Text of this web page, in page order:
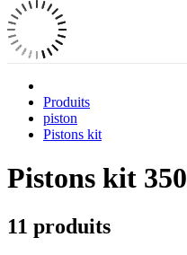
Produits
piston
Pistons kit
Pistons kit 350
11 produits